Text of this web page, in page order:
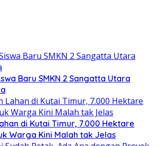
Baru SMKN 2 Sangatta Utara
di Kutai Timur, 7.000 Hektare
Warga Kini Malah tak Jelas